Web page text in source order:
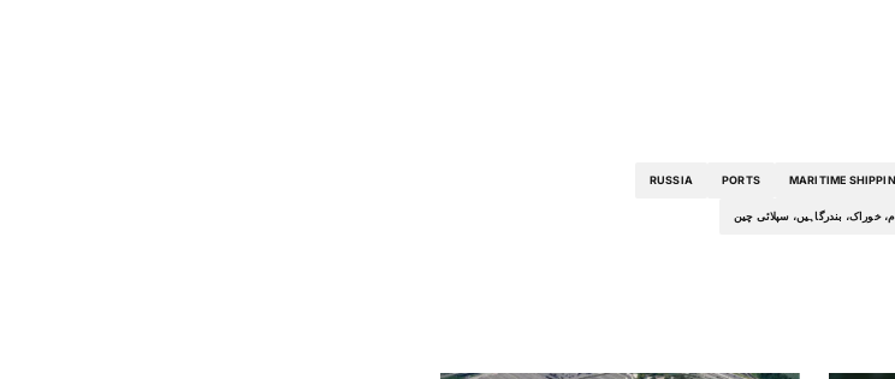
MARITIME
PORTS
RUSSIA
خوراک، بندرگاہیں، سپلائی چین